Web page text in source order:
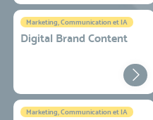
Marketing, Communication et IA
Digital Brand Content
Marketing, Communication et IA